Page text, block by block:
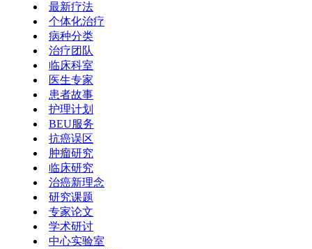
最新疗法
个体化治疗
病种分类
治疗团队
临床科室
医生专家
患者故事
护理计划
BEU服务
抗癌误区
肿瘤研究
临床研究
治癌新理念
研究课题
专家论文
学术研讨
中心实验室